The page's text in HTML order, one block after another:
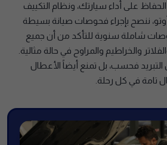
على أداء سيارتك، ونظام التكييف
ننصح بإجراء فحوصات صيانة بسيطة
شاملة سنوية للتأكد من أن جميع
والخراطيم والمراوح في حالة مثالية.
فحسب، بل تمنع أيضاً الأعطال
تامة في كل رحلة.